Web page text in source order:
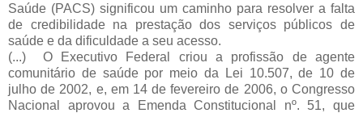
Saúde (PACS) significou um caminho para resolver a falta
de credibilidade na prestação dos serviços públicos de
saúde e da dificuldade a seu acesso.
(...) O Executivo Federal criou a profissão de agente
comunitário de saúde por meio da Lei 10.507, de 10 de
julho de 2002, e, em 14 de fevereiro de 2006, o Congresso
Nacional aprovou a Emenda Constitucional nº. 51, que